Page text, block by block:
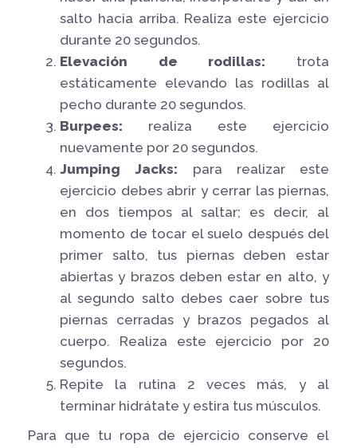
salto hacia arriba. Realiza este ejercicio
durante 20 segundos.
Elevación de rodillas: trota
estáticamente elevando las rodillas al
pecho durante 20 segundos.
Burpees: realiza este ejercicio
nuevamente por 20 segundos.
Jumping Jacks: para realizar este
ejercicio debes abrir y cerrar las piernas,
en dos tiempos al saltar; es decir, al
momento de tocar el suelo después del
primer salto, tus piernas deben estar
abiertas y brazos deben estar en alto, y
al segundo salto debes caer sobre tus
piernas cerradas y brazos pegados al
cuerpo. Realiza este ejercicio por 20
segundos.
Repite la rutina 2 veces más, y al
terminar hidrátate y estira tus músculos.
Para que tu ropa de ejercicio conserve el